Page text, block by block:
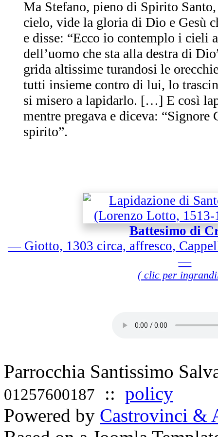
Ma Stefano, pieno di Spirito
cielo, vide la gloria di Dio e Gesù
e disse: “Ecco io contemplo i cieli
dell’uomo che sta alla destra di
grida altissime turandosi le
tutti insieme contro di lui, lo
si misero a lapidarlo. […] E così
mentre pregava e diceva:
spirito”.
Battesimo di
— Giotto, 1303 circa, affresco,
—
( clic per
Parrocchia Santissimo
01257600187 :: policy
Powered by Castrovinci &